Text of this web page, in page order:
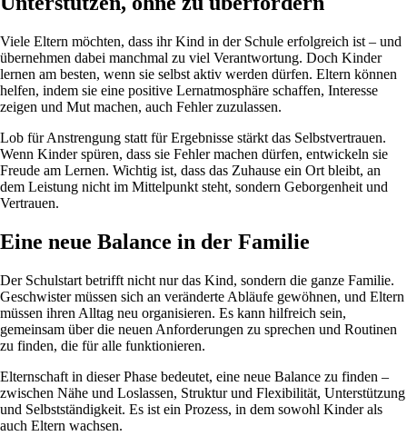
Viele Eltern möchten, dass ihr Kind in der Schule erfolgreich ist – und
übernehmen dabei manchmal zu viel Verantwortung. Doch Kinder
lernen am besten, wenn sie selbst aktiv werden dürfen. Eltern können
helfen, indem sie eine positive Lernatmosphäre schaffen, Interesse
zeigen und Mut machen, auch Fehler zuzulassen.
Lob für Anstrengung statt für Ergebnisse stärkt das Selbstvertrauen.
Wenn Kinder spüren, dass sie Fehler machen dürfen, entwickeln sie
Freude am Lernen. Wichtig ist, dass das Zuhause ein Ort bleibt, an
dem Leistung nicht im Mittelpunkt steht, sondern Geborgenheit und
Vertrauen.
Eine neue Balance in der Familie
Der Schulstart betrifft nicht nur das Kind, sondern die ganze Familie.
Geschwister müssen sich an veränderte Abläufe gewöhnen, und Eltern
müssen ihren Alltag neu organisieren. Es kann hilfreich sein,
gemeinsam über die neuen Anforderungen zu sprechen und Routinen
zu finden, die für alle funktionieren.
Elternschaft in dieser Phase bedeutet, eine neue Balance zu finden –
zwischen Nähe und Loslassen, Struktur und Flexibilität, Unterstützung
und Selbstständigkeit. Es ist ein Prozess, in dem sowohl Kinder als
auch Eltern wachsen.